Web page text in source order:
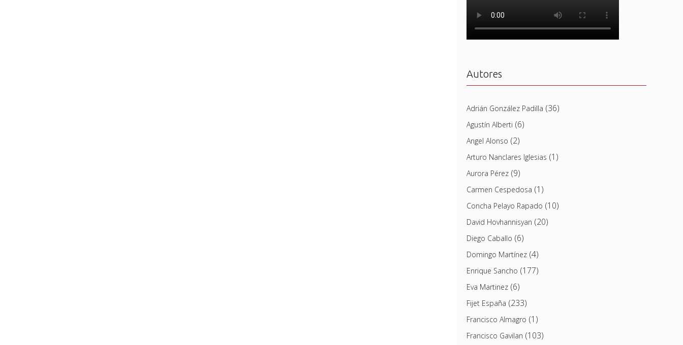
Autores
Adrián González Padilla (36)
Agustín Alberti (6)
Angel Alonso (2)
Arturo Nanclares Iglesias (1)
Aurora Pérez(9)
Carmen Cespedosa (1)
Concha Pelayo Rapado (10)
David Hovhannisyan (20)
Diego Caballo (6)
Domingo Martínez(4)
Enrique Sancho (177)
Eva Martinez(6)
Fijet España (233)
Francisco Almagro (1)
Francisco Gavilan (103)